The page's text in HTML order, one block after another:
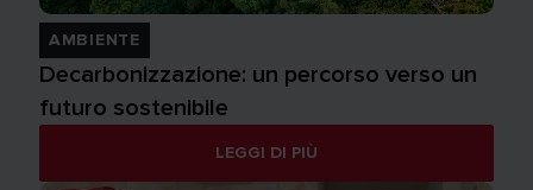
AMBIENTE
Decarbonizzazione: un percorso verso un
futuro sostenibile
LEGGI DI PIÙ